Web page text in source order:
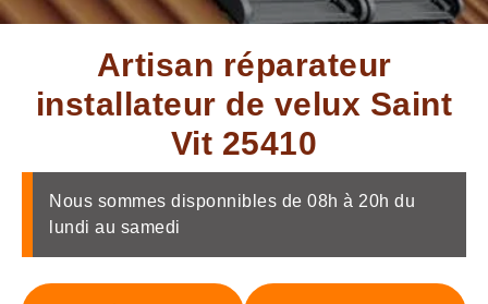
Artisan réparateur
installateur de velux Saint
Vit 25410
Nous sommes disponnibles de 08h à 20h du
lundi au samedi